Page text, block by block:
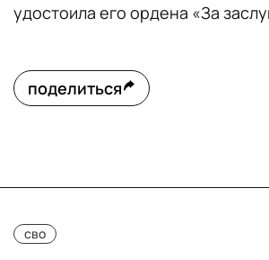
удостоила его ордена «За
поделиться
сво